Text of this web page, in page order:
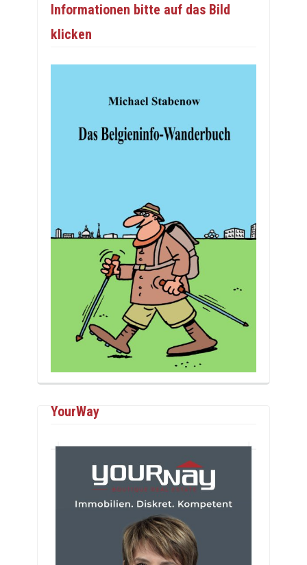
Informationen bitte auf das Bild
klicken
YourWay